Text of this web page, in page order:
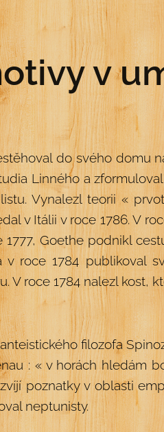
v
do svého domu
Linného a
Vynalezl teorii «
v Itálii v roce 1786. V
1777, Goethe podnikl
roce 1784 publikoval
V roce 1784 nalezl kost,
filozofa
: « v horách hledám
poznatky v oblasti
neptunisty.